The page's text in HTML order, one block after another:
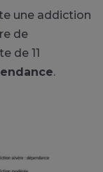
une addiction
de
de 11
.